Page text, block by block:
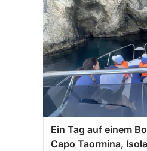
Ein Tag auf einem
Capo Taormina,